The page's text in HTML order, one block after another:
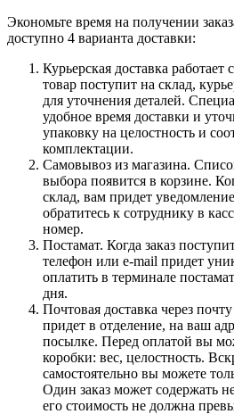
Экономьте время на получении
доступно 4 варианта доставки:
Курьерская доставка работает
товар поступит на склад,
для уточнения деталей.
удобное время доставки и
упаковку на целостность и
комплектации.
Самовывоз из магазина.
выбора появится в корзине.
склад, вам придет
обратитесь к сотруднику в
номер.
Постамат. Когда заказ
телефон или e-mail придет
оплатить в терминале
дня.
Почтовая доставка через
придет в отделение, на ваш
посылке. Перед оплатой вы
коробки: вес, целостность.
самостоятельно вы можете
Один заказ может содержать
его стоимость не должна